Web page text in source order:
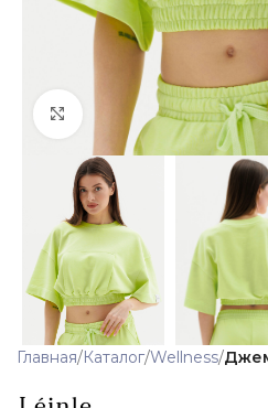
Click to enlarge
Главная Каталог Wellness